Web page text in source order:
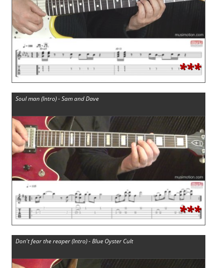
***
Soul man (Intro) - Sam and Dave
***
Don't fear the reaper (Intro) - Blue Oyster Cult